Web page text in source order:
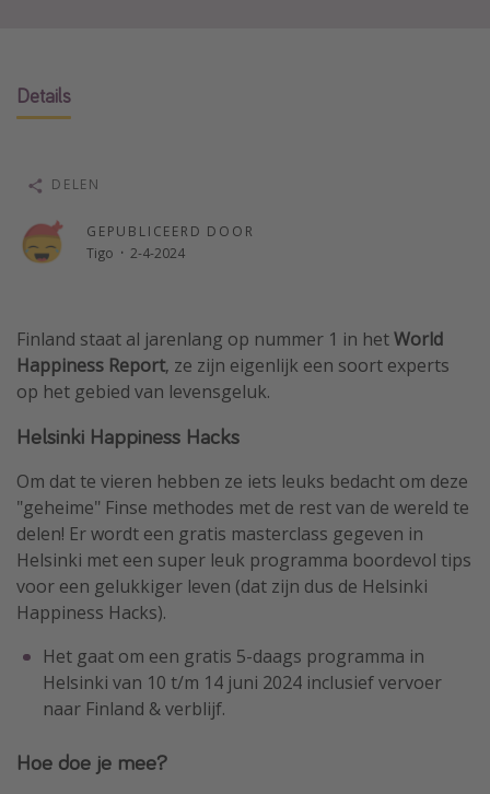
Vakantieparken
Zonvakanties
Rondreizen
Reiskalender
25 beste pretparken
Beste keukens ter wereld
Disneyland Parijs
Strandvakantie in Italië
Strandvakantie in Nederland
All inclusive vakantie in Griekenland
Details
GEPUBLICEERD DOOR
Tigo · 2-4-2024
DELEN
Finland staat al jarenlang op nummer 1 in hetWorld
Happiness Report, ze zijn eigenlijk een soort experts
op het gebied van levensgeluk.
Helsinki Happiness Hacks
Om dat te vieren hebben ze iets leuks bedacht om deze
"geheime" Finse methodes met de rest van de wereld te
delen! Er wordt een gratis masterclass gegeven in
Helsinki met een super leuk programma boordevol tips
voor een gelukkiger leven (dat zijn dus de Helsinki
Happiness Hacks).
Het gaat om een gratis 5-daags programma in
Helsinki van 10 t/m 14 juni 2024 inclusief vervoer
naar Finland & verblijf.
Hoe doe je mee?